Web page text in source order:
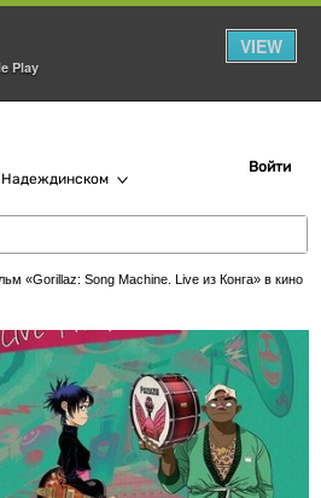
Play
VIEW
Войти
Song Machine. Live из Конга» в кинотеатрах Вольно-Надеждинского. Купить билеты!